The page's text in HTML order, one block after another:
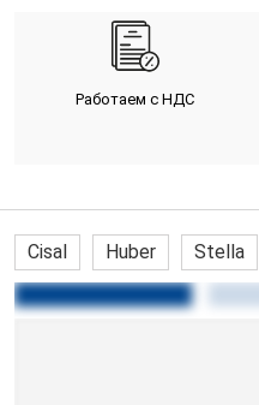
Работаем с НДС
Cisal Huber Stella